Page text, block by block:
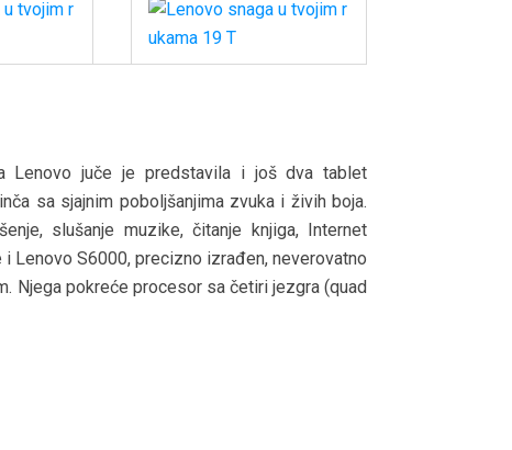
Lenovo juče je predstavila i još dva tablet
sa sjajnim poboljšanjima zvuka i živih boja.
slušanje muzike, čitanje knjiga, Internet
Lenovo S6000, precizno izrađen, neverovatno
Njega pokreće procesor sa četiri jezgra (quad